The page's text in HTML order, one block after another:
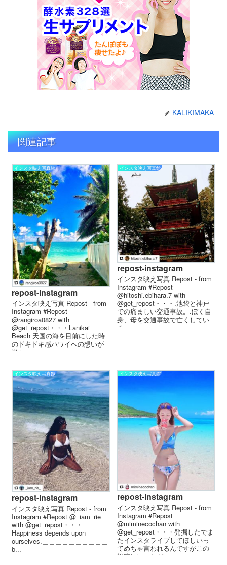
KALIKIMAKA
関連記事
インスタ映え写真館
repost-instagram
インスタ映え写真 Repost - from
Instagram #Repost
@rangiroa0827 with
@get_repost・・・Lanikai
Beach 天国の海を目前にした時
のドキドキ感ハワイへの想いが
溢れ...
インスタ映え写真館
repost-instagram
インスタ映え写真 Repost - from
Instagram #Repost
@hitoshi.ebihara.7 with
@get_repost・・・.池袋と神戸
での痛ましい交通事故。.ぼく自
身、母を交通事故で亡くしてい
る...
インスタ映え写真館
repost-instagram
インスタ映え写真 Repost - from
Instagram #Repost @_iam_rie_
with @get_repost・・・
Happiness depends upon
ourselves.＿＿＿＿＿＿＿＿＿＿
b...
インスタ映え写真館
repost-instagram
インスタ映え写真 Repost - from
Instagram #Repost
@miminecochan with
@get_repost・・・発掘したでま
たインスタライブしてほしいっ
てめちゃ言われるんですがこの
投稿にいいねが...